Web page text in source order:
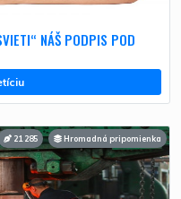
NÁŠ PODPIS POD
21 285 Hromadná pripomienka